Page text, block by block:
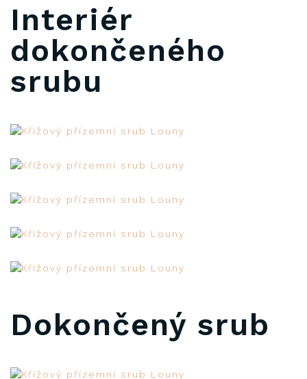
Interiér
dokončeného
srubu
Dokončený srub